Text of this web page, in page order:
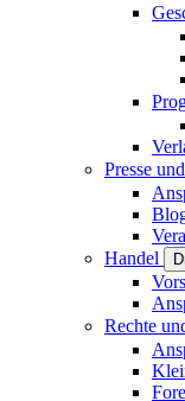
Presse
Handel
Rechte